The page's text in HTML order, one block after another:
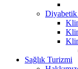
Sağlık Turizmi